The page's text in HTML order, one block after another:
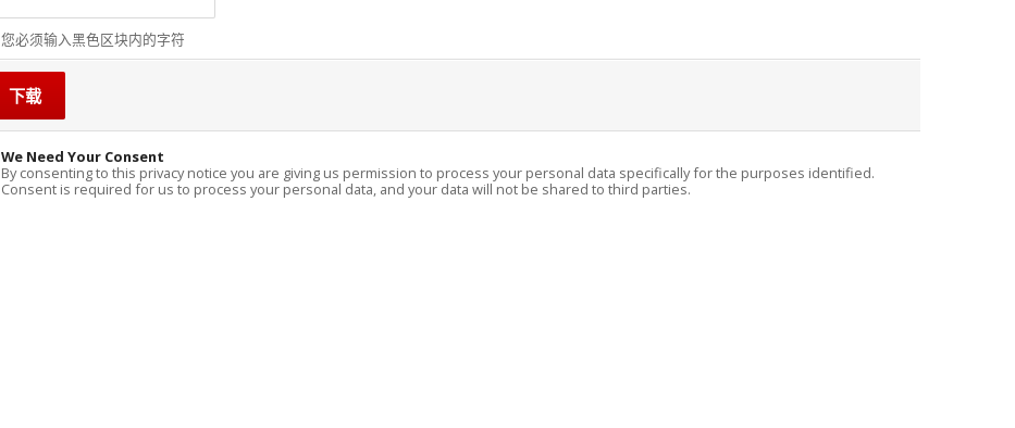
您必须输入黑色区块内的字符
We Need Your Consent
By consenting to this privacy notice you are giving us permission to process your personal data specifically for the purposes identified.
Consent is required for us to process your personal data, and your data will not be shared to third parties.